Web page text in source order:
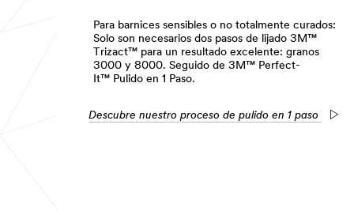
Para barnices sensibles o no totalmente curados:
Solo son necesarios dos pasos de lijado 3M™
Trizact™ para un resultado excelente: granos
3000 y 8000. Seguido de 3M™ Perfect-
It™ Pulido en 1 Paso.
Descubre nuestro proceso de pulido en 1 paso